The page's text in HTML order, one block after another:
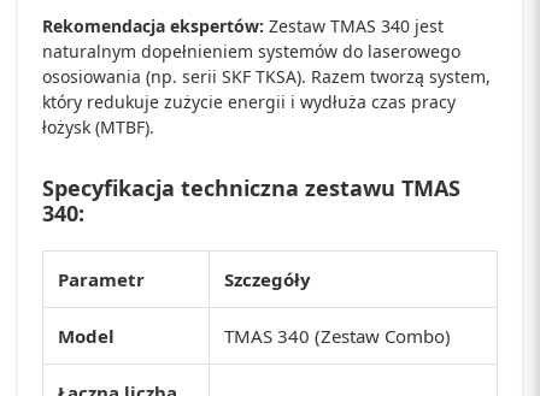
Rekomendacja ekspertów: Zestaw TMAS 340 jest
naturalnym dopełnieniem systemów do laserowego
ososiowania (np. serii SKF TKSA). Razem tworzą system,
który redukuje zużycie energii i wydłuża czas pracy
łożysk (MTBF).
Specyfikacja techniczna zestawu TMAS
340:
Parametr Szczegóły
Model TMAS 340 (Zestaw Combo)